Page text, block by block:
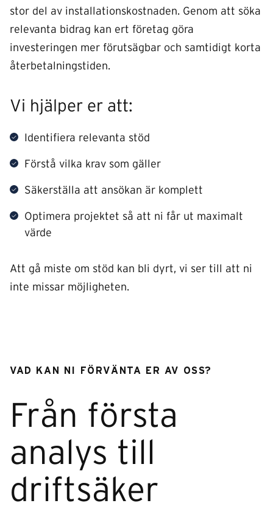
stor del av installationskostnaden. Genom att söka
relevanta bidrag kan ert företag göra
investeringen mer förutsägbar och samtidigt korta
återbetalningstiden.
Vi hjälper er att:
Identifiera relevanta stöd
Förstå vilka krav som gäller
Säkerställa att ansökan är komplett
Optimera projektet så att ni får ut maximalt
värde
Att gå miste om stöd kan bli dyrt, vi ser till att ni
inte missar möjligheten.
VAD KAN NI FÖRVÄNTA ER AV OSS?
Från första
analys till
driftsäker